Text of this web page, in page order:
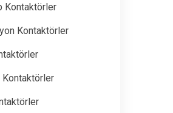
Kontaktörler
Kontaktörler
Kontaktörler